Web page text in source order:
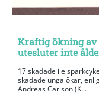
Kraftig ökning
utesluter inte
17 skadade i
skadade unga ökar,
Andreas Carlson (K...